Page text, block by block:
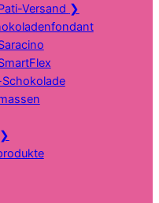
Versand ❯
❯